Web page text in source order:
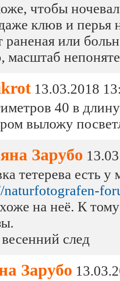
чтобы
клюв и перья
раненая или
масштаб
13.03.2018
40 в
выложу
Зарубо
тетерева есть
naturfotografen-
на неё. К
след
Зарубо